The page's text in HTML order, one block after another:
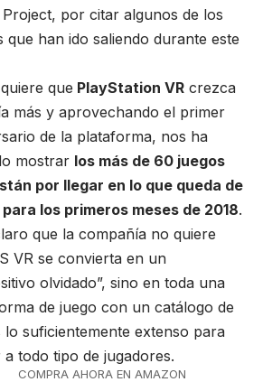
por citar algunos de los
que han ido saliendo durante este
quiere que PlayStation VR crezca
más y aprovechando el primer
de la plataforma, nos ha
mostrar los más de 60 juegos
por llegar en lo que queda de
los primeros meses de 2018.
que la compañía no quiere
VR se convierta en un
olvidado”, sino en toda una
de juego con un catálogo de
lo suficientemente extenso para
a todo tipo de jugadores.
COMPRA AHORA EN AMAZON